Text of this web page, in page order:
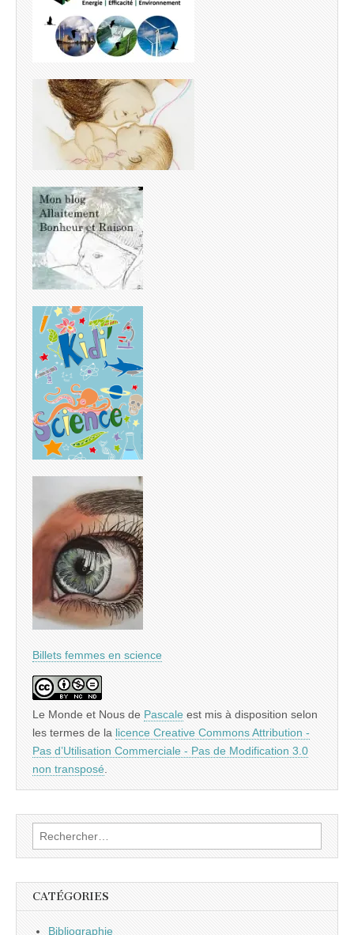
Billets femmes en science
Le Monde et Nous de Pascale est mis à disposition selon
les termes de la licence Creative Commons Attribution -
Pas d’Utilisation Commerciale - Pas de Modification 3.0
non transposé.
Rechercher :
CATÉGORIES
Bibliographie